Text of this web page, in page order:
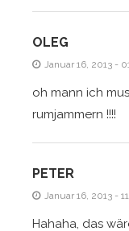
OLEG
Januar 16, 2013 -
oh mann ich
rumjammern !!!!
PETER
Januar 16, 2013 -
Hahaha, das